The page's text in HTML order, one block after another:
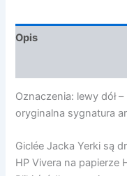
Opis
Oznaczenia: lewy dół
oryginalna sygnatura
Giclée Jacka Yerki są
HP Vivera na papierze